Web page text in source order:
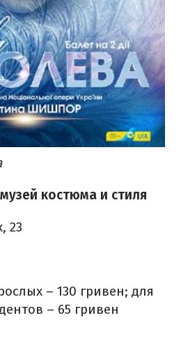
костюма и стиля
23
– 130 гривен; для
– 65 гривен